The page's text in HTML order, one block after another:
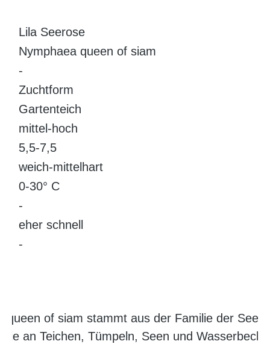
Lila
Nymphaea queen of siam
-
Zuchtform
Gartenteich
mittel-hoch
5,5-7,5
weich-mittelhart
0-30° C
-
eher schnell
-
queen of siam stammt aus der Familie der
an Teichen, Tümpeln, Seen und